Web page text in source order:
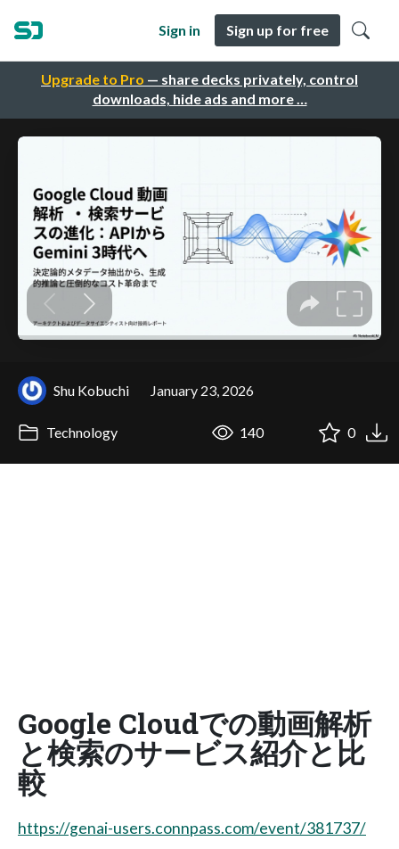
Upgrade to Pro — share decks privately, control
downloads, hide ads and more …
Sign in Sign up for free
Shu Kobuchi January 23, 2026
Technology 140 0
Google Cloudでの動画解析
と検索のサービス紹介と比
較
https://genai-users.connpass.com/event/381737/